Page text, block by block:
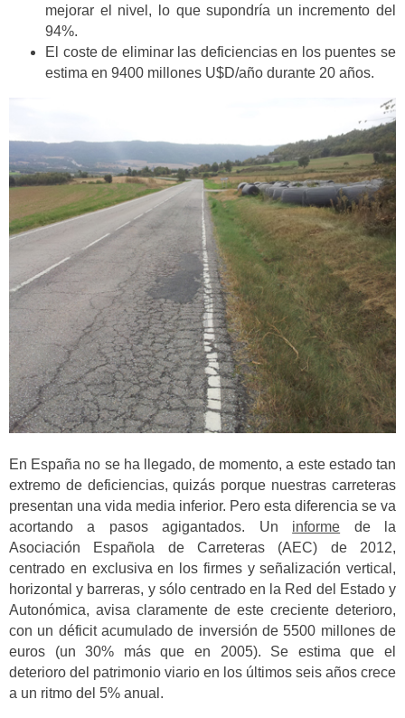
mejorar el nivel, lo que supondría un incremento del
94%.
El coste de eliminar las deficiencias en los puentes se
estima en 9400 millones U$D/año durante 20 años.
En España no se ha llegado, de momento, a este estado tan
extremo de deficiencias, quizás porque nuestras carreteras
presentan una vida media inferior. Pero esta diferencia se va
acortando a pasos agigantados. Un informe de la
Asociación Española de Carreteras (AEC) de 2012,
centrado en exclusiva en los firmes y señalización vertical,
horizontal y barreras, y sólo centrado en la Red del Estado y
Autonómica, avisa claramente de este creciente deterioro,
con un déficit acumulado de inversión de 5500 millones de
euros (un 30% más que en 2005). Se estima que el
deterioro del patrimonio viario en los últimos seis años crece
a un ritmo del 5% anual.